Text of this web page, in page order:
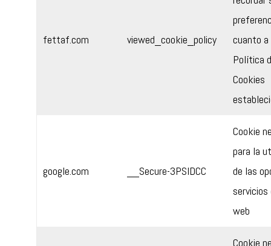
fettaf.com viewed_cookie_policy
cuanto a
Política
Cookies
google.com __Secure-3PSIDCC
Cookie
para la
de las
web
Cookie